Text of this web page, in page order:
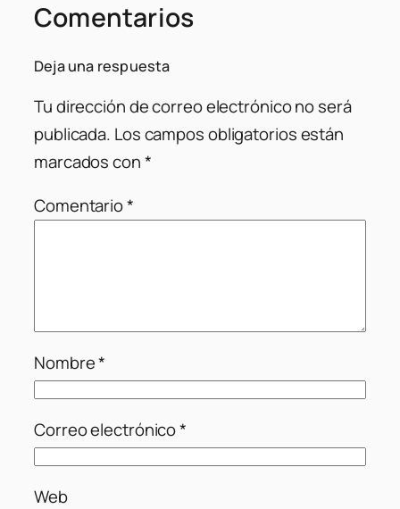
Comentarios
Deja una respuesta
Tu dirección de correo electrónico no será
publicada. Los campos obligatorios están
marcados con*
Comentario*
Nombre*
Correo electrónico*
Web